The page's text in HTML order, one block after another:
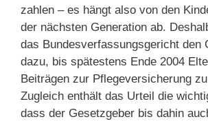
zahlen – es hängt also von den
der nächsten Generation ab.
das Bundesverfassungsgericht den
dazu, bis spätestens Ende 2004
Beiträgen zur Pflegeversicherung
Zugleich enthält das Urteil die
dass der Gesetzgeber bis dahin